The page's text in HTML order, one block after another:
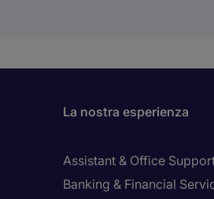
La nostra esperienza
Assistant & Office
Banking & Financial